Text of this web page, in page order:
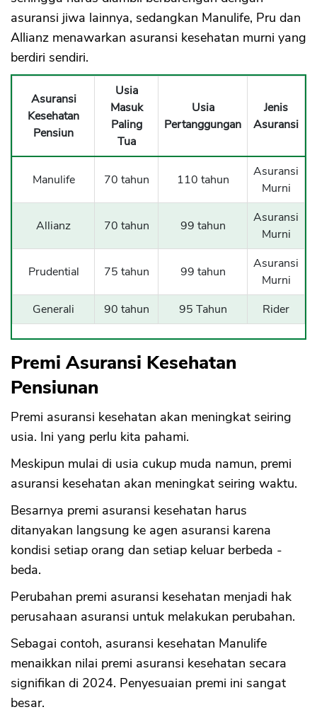
asuransi jiwa lainnya, sedangkan Manulife, Pru dan
Allianz menawarkan asuransi kesehatan murni yang
berdiri sendiri.
Asuransi
Kesehatan
Pensiun
Usia
Masuk
Paling
Tua
Usia
Pertanggungan
Jenis
Asuransi
Manulife 70 tahun 110 tahun
Asuransi
Murni
Allianz 70 tahun 99 tahun
Asuransi
Murni
Prudential 75 tahun 99 tahun
Asuransi
Murni
Generali
90 tahun 95 Tahun Rider
Premi Asuransi Kesehatan
Pensiunan
Premi asuransi kesehatan akan meningkat seiring
usia. Ini yang perlu kita pahami.
Meskipun mulai di usia cukup muda namun, premi
asuransi kesehatan akan meningkat seiring waktu.
Besarnya premi asuransi kesehatan harus
ditanyakan langsung ke agen asuransi karena
kondisi setiap orang dan setiap keluar berbeda -
beda.
Perubahan premi asuransi kesehatan menjadi hak
perusahaan asuransi untuk melakukan perubahan.
Sebagai contoh, asuransi kesehatan Manulife
menaikkan nilai premi asuransi kesehatan secara
signifikan di 2024. Penyesuaian premi ini sangat
besar.